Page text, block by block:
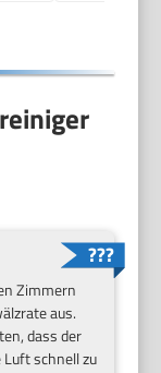
Zimmern
aus.
dass der
schnell zu